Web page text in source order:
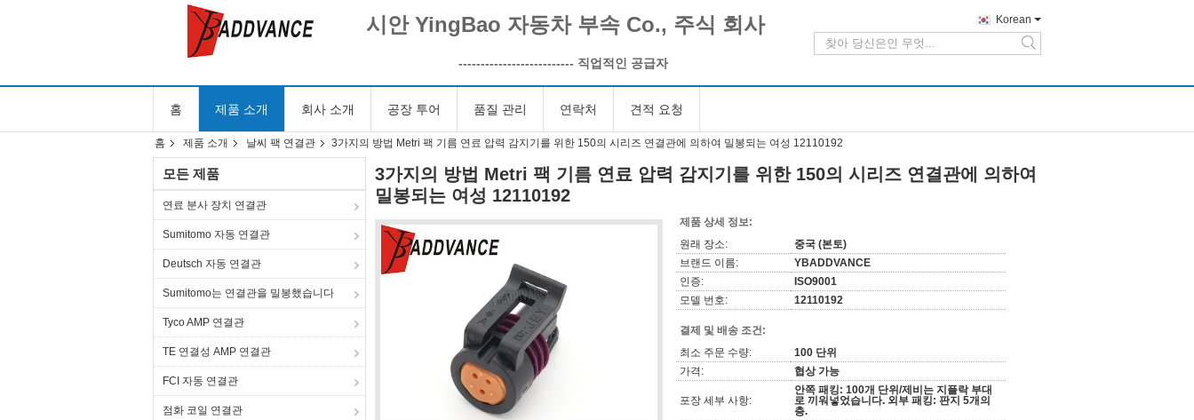
시안 YingBao 자동차 부속 Co., 주식 회사
-------------------------- 직업적인 공급자
Korean
search
홈 제품 소개 회사 소개 공장 투어 품질 관리 연락처 견적 요청
홈 제품 소개 날씨 팩 연결관 3가지의 방법 Metri 팩 기름 연료 압력 감지기를 위한 150의 시리즈 연결관에 의하여 밀봉되는 여성 12110192
모든 제품
연료 분사 장치 연결관
Sumitomo 자동 연결관
Deutsch 자동 연결관
Sumitomo는 연결관을 밀봉했습니다
Tyco AMP 연결관
TE 연결성 AMP 연결관
FCI 자동 연결관
점화 코일 연결관
3가지의 방법 Metri 팩 기름 연료 압력 감지기를 위한 150의 시리즈 연결관에 의하여
밀봉되는 여성 12110192
제품 상세 정보:
원래 장소:
중국 (본토)
브랜드 이름:
YBADDVANCE
인증:
ISO9001
모델 번호:
12110192
결제 및 배송 조건:
최소 주문 수량:
100 단위
가격:
협상 가능
포장 세부 사항:
안쪽 패킹: 100개 단위/제비는 지플락 부대
로 끼워넣었습니다. 외부 패킹: 판지 5개의
층.